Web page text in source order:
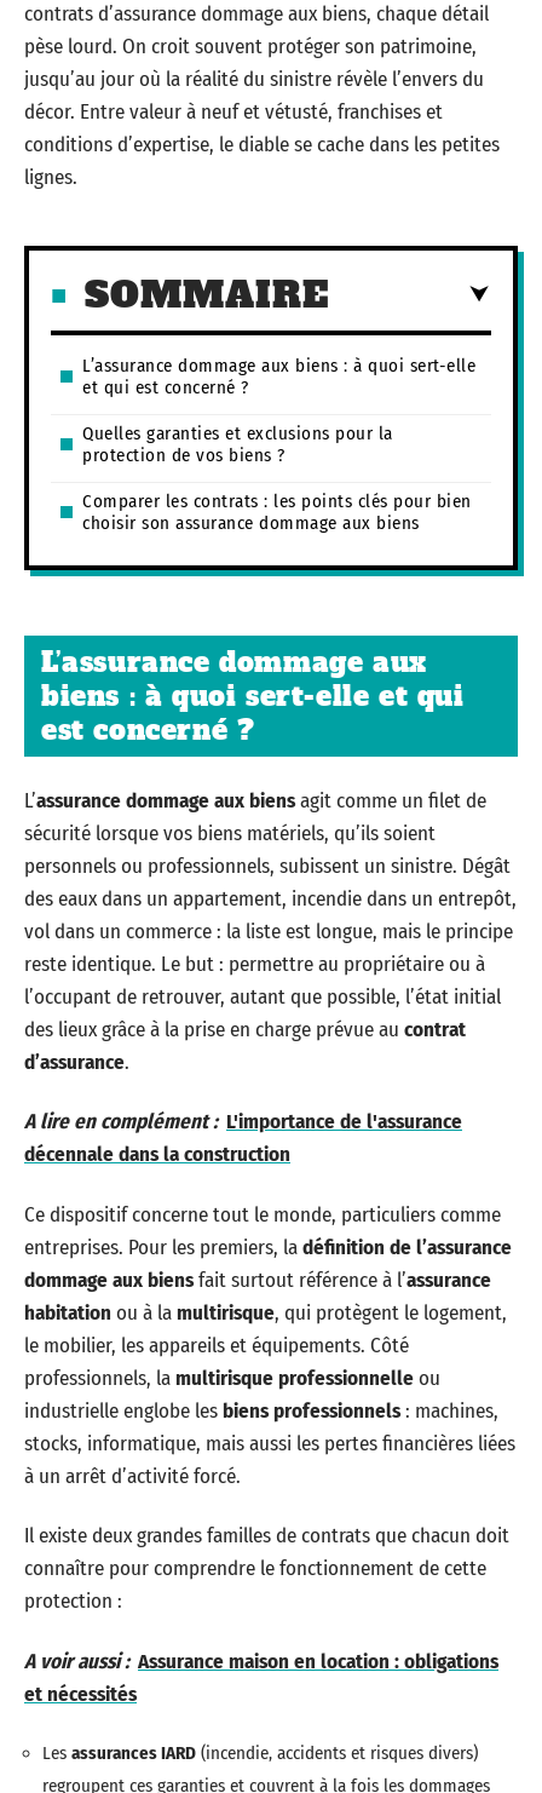
contrats d’assurance dommage aux biens, chaque détail
pèse lourd. On croit souvent protéger son patrimoine,
jusqu’au jour où la réalité du sinistre révèle l’envers du
décor. Entre valeur à neuf et vétusté, franchises et
conditions d’expertise, le diable se cache dans les petites
lignes.
SOMMAIRE
L’assurance dommage aux biens : à quoi sert-elle
et qui est concerné ?
Quelles garanties et exclusions pour la
protection de vos biens ?
Comparer les contrats : les points clés pour bien
choisir son assurance dommage aux biens
L’assurance dommage aux
biens : à quoi sert-elle et qui
est concerné ?
L’assurance dommage aux biensagit comme un filet de
sécurité lorsque vos biens matériels, qu’ils soient
personnels ou professionnels, subissent un sinistre. Dégât
des eaux dans un appartement, incendie dans un entrepôt,
vol dans un commerce : la liste est longue, mais le principe
reste identique. Le but : permettre au propriétaire ou à
l’occupant de retrouver, autant que possible, l’état initial
des lieux grâce à la prise en charge prévue au contrat
d’assurance.
A lire en complément : L'importance de l'assurance
décennale dans la construction
Ce dispositif concerne tout le monde, particuliers comme
entreprises. Pour les premiers, ladéfinition de l’assurance
dommage aux biensfait surtout référence à l’assurance
habitation ou à lamultirisque, qui protègent le logement,
le mobilier, les appareils et équipements. Côté
professionnels, lamultirisque professionnelleou
industrielle englobe lesbiens professionnels: machines,
stocks, informatique, mais aussi les pertes financières liées
à un arrêt d’activité forcé.
Il existe deux grandes familles de contrats que chacun doit
connaître pour comprendre le fonctionnement de cette
protection :
A voir aussi : Assurance maison en location : obligations
et nécessités
Les assurances IARD (incendie, accidents et risques divers)
regroupent ces garanties et couvrent à la fois les dommages